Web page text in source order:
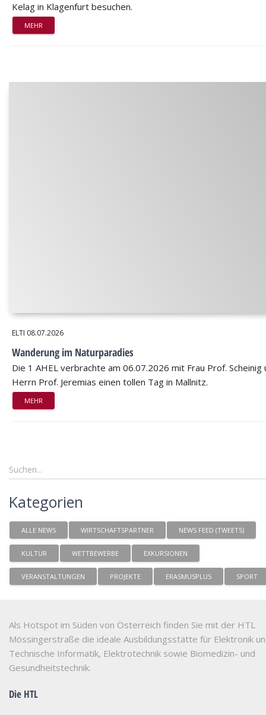
Kelag in Klagenfurt besuchen.
MEHR
ELTI 08.07.2026
Wanderung im Naturparadies
Die 1 AHEL verbrachte am 06.07.2026 mit Frau Prof. Scheinig
Herrn Prof. Jeremias einen tollen Tag in Mallnitz.
MEHR
Kategorien
ALLE NEWS WIRTSCHAFTSPARTNER NEWS FEED (TWEETS)
KULTUR WETTBEWERBE EXKURSIONEN
VERANSTALTUNGEN PROJEKTE ERASMUSPLUS SPORT
Als Hotspot im Süden von Österreich finden Sie mit der HTL
Mössingerstraße die ideale Ausbildungsstätte für Elektronik
Technische Informatik, Elektrotechnik sowie Biomedizin- und
Gesundheitstechnik.
Die HTL